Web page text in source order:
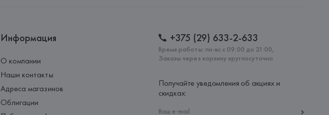
Информация
О компании
Наши контакты
Адреса магазинов
Облигации
+375 (29) 633-2-633
Время работы: пн-вс с 09:00 до 21:00,
Заказы через корзину круглосуточно
Получайте уведомления об акциях и
скидках: